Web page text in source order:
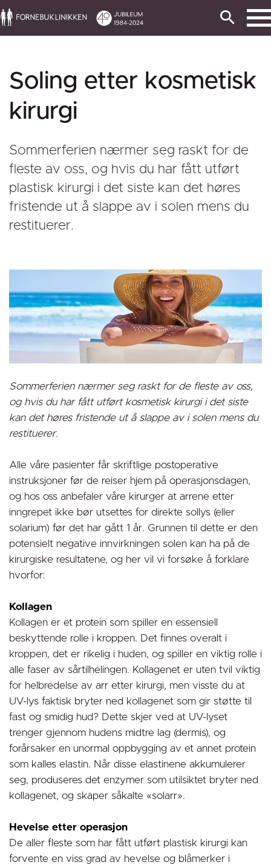
Soling etter kosmetisk
kirurgi
Sommerferien nærmer seg raskt for de
fleste av oss, og hvis du har fått utført
plastisk kirurgi i det siste kan det høres
fristende ut å slappe av i solen mens du
restituerer.
Sommerferien nærmer seg raskt for de fleste av oss,
og hvis du har fått utført kosmetisk kirurgi i det siste
kan det høres fristende ut å slappe av i solen mens du
restituerer.
Alle våre pasienter får skriftlige postoperative
instruksjoner før de reiser hjem på operasjonsdagen,
og hos oss anbefaler våre kirurger at arrene etter
inngrepet ikke bør utsettes for direkte sollys (eller
solarium) før det har gått 1 år. Grunnen til dette er den
potensielt negative innvirkningen solen kan ha på de
kirurgiske resultatene, og her vil vi forsøke å forklare
hvorfor:
Kollagen
Kollagen er et protein som spiller en essensiell
beskyttende rolle i kroppen. Det finnes overalt i
kroppen, det er rikelig i huden, og spiller en viktig rolle i
alle faser av sårtilhelingen. Kollagenet er uten tvil viktig
for helbredelse av arr etter kirurgi, men visste du at
UV-lys faktisk bryter ned kollagenet som gir støtte til
fast og smidig hud? Dette skjer ved at UV-lyset
trenger gjennom hudens midtre lag (dermis), og
forårsaker en unormal oppbygging av et annet protein
som kalles elastin. Når disse elastinene akkumulerer
seg, produseres det enzymer som utilsiktet bryter ned
kollagenet, og skaper såkalte «solarr».
Hevelse etter operasjon
De aller fleste som har fått utført plastisk kirurgi kan
forvente en viss grad av hevelse og blåmerker i